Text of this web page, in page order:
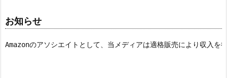
お知らせ
Amazonのアソシエイトとして、当メディアは適格販売により収入を